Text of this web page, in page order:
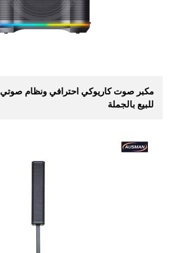
مكبر صوت كاريوكي احترافي ونظام
للبيع بالجملة